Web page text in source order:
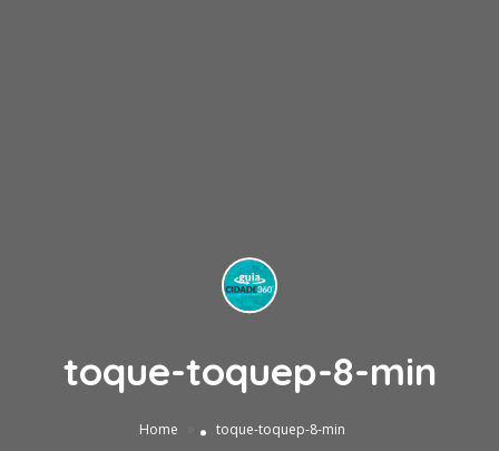
toque-toquep-8-min
Home toque-toquep-8-min